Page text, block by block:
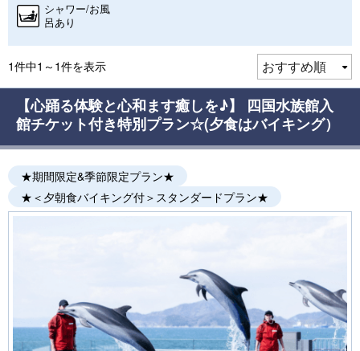
シャワー/お風
呂あり
1件中1～1件を表示
【心踊る体験と心和ます癒しを♪】 四国水族館入
館チケット付き特別プラン☆(夕食はバイキング）
★期間限定&季節限定プラン★
★＜夕朝食バイキング付＞スタンダードプラン★